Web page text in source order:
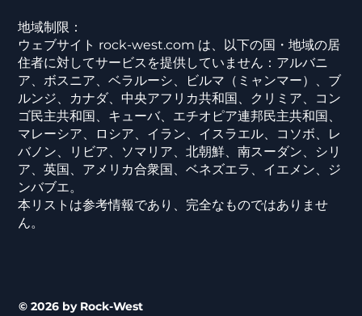
地域制限：
ウェブサイト rock-west.com は、以下の国・地域の居
住者に対してサービスを提供していません：アルバニ
ア、ボスニア、ベラルーシ、ビルマ（ミャンマー）、ブ
ルンジ、カナダ、中央アフリカ共和国、クリミア、コン
ゴ民主共和国、キューバ、エチオピア連邦民主共和国、
マレーシア、ロシア、イラン、イスラエル、コソボ、レ
バノン、リビア、ソマリア、北朝鮮、南スーダン、シリ
ア、英国、アメリカ合衆国、ベネズエラ、イエメン、ジ
ンバブエ。
本リストは参考情報であり、完全なものではありませ
ん。
© 2026 by Rock-West